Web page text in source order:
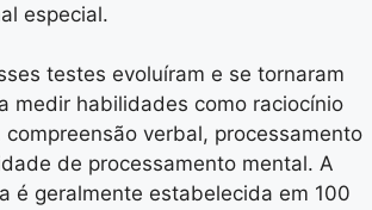
especial.
testes evoluíram e se tornaram
medir habilidades como raciocínio
compreensão verbal, processamento
de processamento mental. A
é geralmente estabelecida em 100